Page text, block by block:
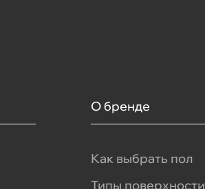
О бренде
Как выбрать пол
Типы поверхности